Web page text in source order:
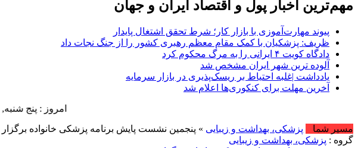
مهم‌ترین اخبار پول و اقتصاد ایران و جهان
پیوند مهارت‌آموزی با بازار کار؛ شرط تحقق اشتغال پایدار
ظریف: پزشکیان با کمک مقام معظم رهبری کشور را از جنگ نجات داد
دادگاه کویت ۴ ایرانی را به مرگ محکوم کرد
آلوده ترین شهر ایران مشخص شد
یادداشت |غلبه احتیاط بر ریسک‌پذیری در بازار سرمایه
آخرین مهلت برای کنکوری‌ها اعلام شد
امروز : پنج شنبه, ۱۵ مرداد , ۱۴۰۵ .::. برابر با : Thursday, 6 August , 2026 .::. اخبار منتشر شده : 2 خبر
مسیر شما
پزشکی، بهداشت و زیبایی » پنجمین نشست پایش برنامه پزشکی خانواده
گروه : پزشکی، بهداشت و زیبایی